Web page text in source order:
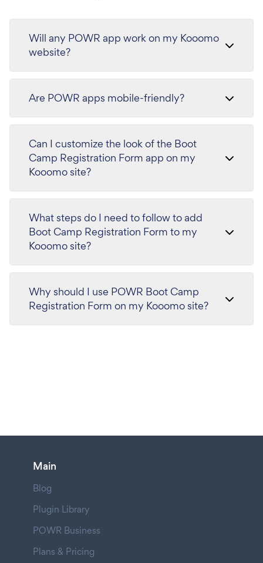
Will any POWR app work on my Kooomo
website?
Are POWR apps mobile-friendly?
Can I customize the look of the Boot
Camp Registration Form app on my
Kooomo site?
What steps do I need to follow to add
Boot Camp Registration Form to my
Kooomo site?
Why should I use POWR Boot Camp
Registration Form on my Kooomo site?
Main
Blog
Plugin Library
POWR Business
Plans & Pricing